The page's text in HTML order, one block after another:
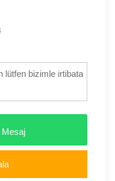
lütfen bizimle irtibata
Mesaj